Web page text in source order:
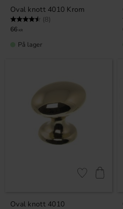
Oval knott 4010 Krom
Karakter: (8)
66 KR
På lager
Oval knott 4010
Lagre som